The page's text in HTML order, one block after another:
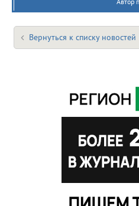
Вернуться к списку новостей